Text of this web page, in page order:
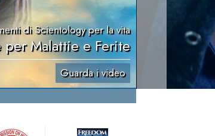
di Scientology per la vita
per Malattie e Ferite
Guarda i video